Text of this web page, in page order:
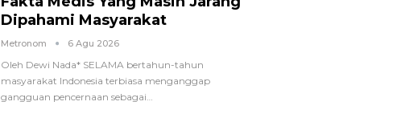
Dipahami Masyarakat
Metronom 6 Agu 2026
Oleh Dewi Nada* SELAMA bertahun-tahun
masyarakat Indonesia terbiasa menganggap
gangguan pencernaan sebagai…